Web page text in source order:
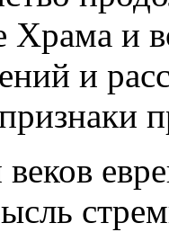
Храма и
и